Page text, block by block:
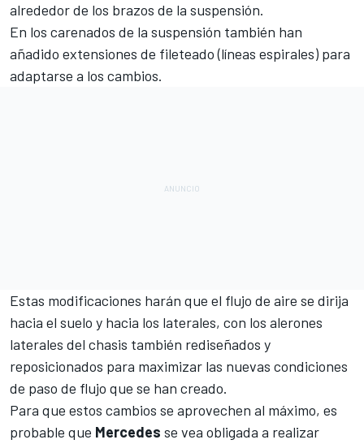
alrededor de los brazos de la suspensión.
En los carenados de la suspensión también han
añadido extensiones de fileteado (líneas espirales) para
adaptarse a los cambios.
Estas modificaciones harán que el flujo de aire se dirija
hacia el suelo y hacia los laterales, con los alerones
laterales del chasis también rediseñados y
reposicionados para maximizar las nuevas condiciones
de paso de flujo que se han creado.
Para que estos cambios se aprovechen al máximo, es
probable que Mercedes se vea obligada a realizar